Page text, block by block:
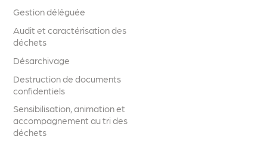
Gestion déléguée
Audit et caractérisation des
déchets
Désarchivage
Destruction de documents
confidentiels
Sensibilisation, animation et
accompagnement au tri des
déchets